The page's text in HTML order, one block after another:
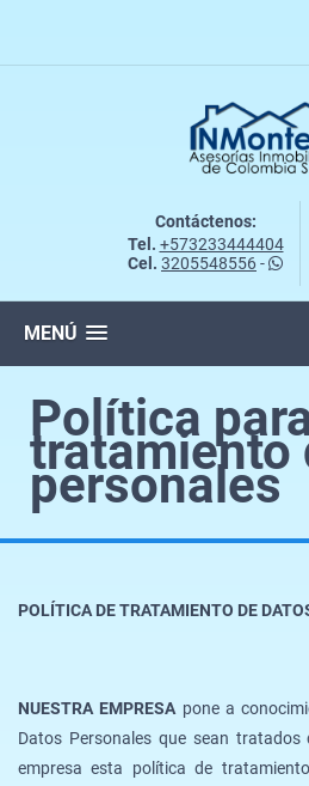
Contáctenos:
Tel. +573233444404
Cel. 3205548556-
MENÚ
Política
tratamiento
personales
POLÍTICA DE TRATAMIENTO DE
NUESTRA EMPRESA pone a
Datos Personales que sean
empresa esta política de